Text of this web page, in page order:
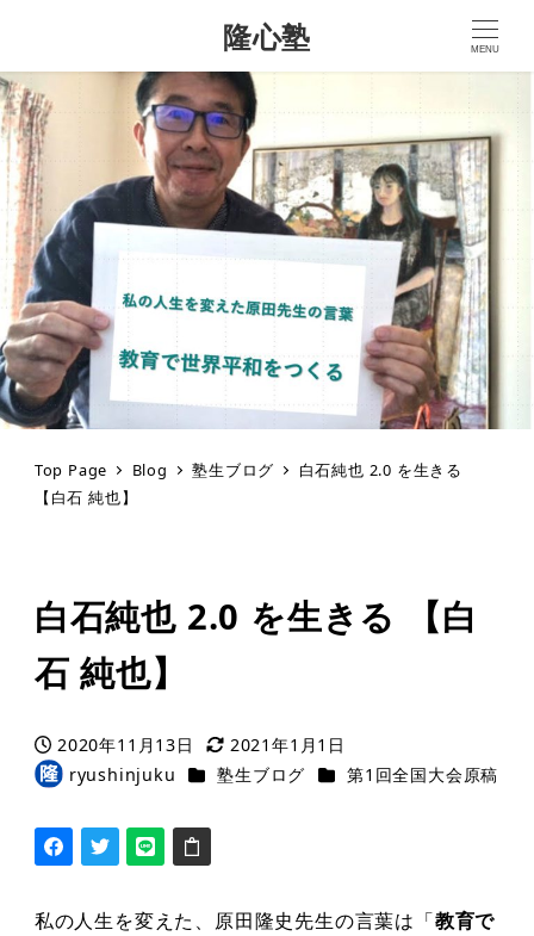
隆心塾 MENU
Top Page Blog 塾生ブログ
白石純也 2.0 を生きる
【白石 純也】
白石純也 2.0 を生きる 【白
石 純也】
投稿日
2020年11月13日
更新日
2021年1月1日
著
ryushinjuku カテゴリー
塾生ブログ カテゴリー
第1回全国大会原稿
私の人生を変えた、原田隆史先生の言葉は「教育で